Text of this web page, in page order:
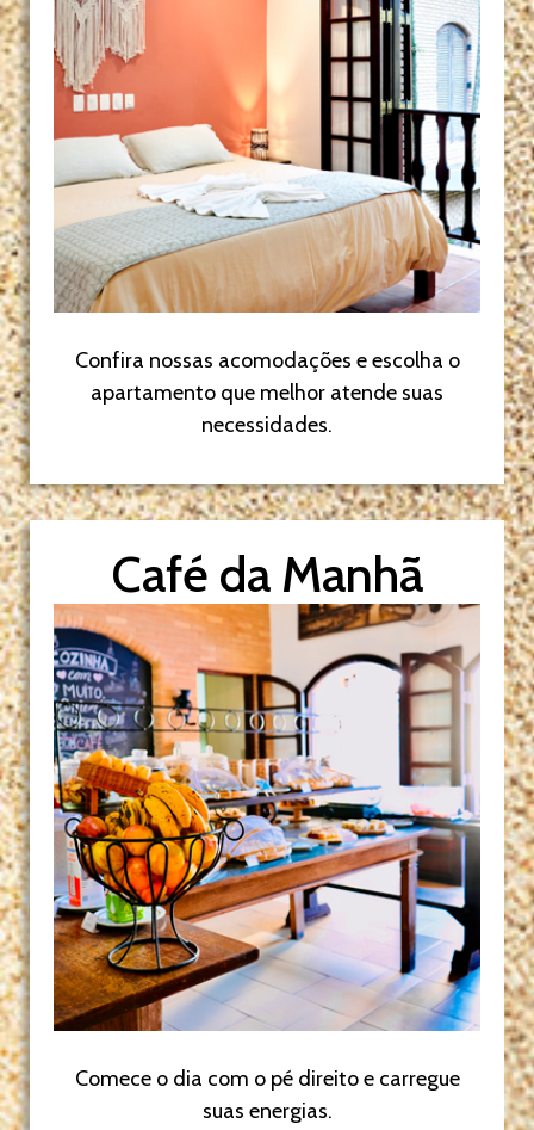
Confira nossas acomodações e escolha o
apartamento que melhor atende suas
necessidades.
Café da Manhã
Comece o dia com o pé direito e carregue
suas energias.